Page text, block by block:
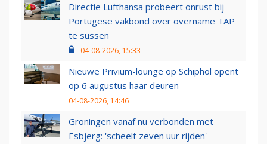
Directie Lufthansa probeert onrust bij
Portugese vakbond over overname TAP
te sussen
04-08-2026, 15:33
Nieuwe Privium-lounge op Schiphol opent
op 6 augustus haar deuren
04-08-2026, 14:46
Groningen vanaf nu verbonden met
Esbjerg: 'scheelt zeven uur rijden'